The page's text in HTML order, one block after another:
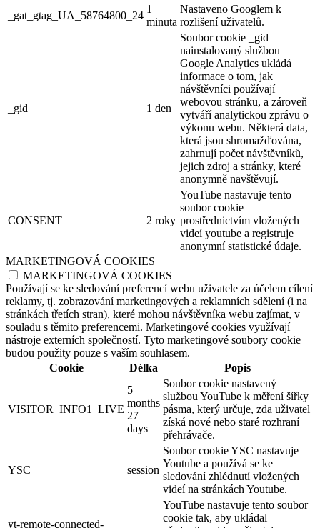
_gat_gtag_UA_58764800_24
1
minuta
Nastaveno Googlem k
rozlišení uživatelů.
_gid 1 den
Soubor cookie _gid
nainstalovaný službou
Google Analytics ukládá
informace o tom, jak
návštěvníci používají
webovou stránku, a zároveň
vytváří analytickou zprávu o
výkonu webu. Některá data,
která jsou shromažďována,
zahrnují počet návštěvníků,
jejich zdroj a stránky, které
anonymně navštěvují.
CONSENT 2 roky
YouTube nastavuje tento
soubor cookie
prostřednictvím vložených
videí youtube a registruje
anonymní statistické údaje.
MARKETINGOVÁ COOKIES
MARKETINGOVÁ COOKIES
Používají se ke sledování preferencí webu uživatele za účelem cílení
reklamy, tj. zobrazování marketingových a reklamních sdělení (i na
stránkách třetích stran), které mohou návštěvníka webu zajímat, v
souladu s těmito preferencemi. Marketingové cookies využívají
nástroje externích společností. Tyto marketingové soubory cookie
budou použity pouze s vaším souhlasem.
Cookie
Délka Popis
VISITOR_INFO1_LIVE
5
months
27
days
Soubor cookie nastavený
službou YouTube k měření šířky
pásma, který určuje, zda uživatel
získá nové nebo staré rozhraní
přehrávače.
YSC session
Soubor cookie YSC nastavuje
Youtube a používá se ke
sledování zhlédnutí vložených
videí na stránkách Youtube.
yt-remote-connected-
YouTube nastavuje tento soubor
cookie tak, aby ukládal